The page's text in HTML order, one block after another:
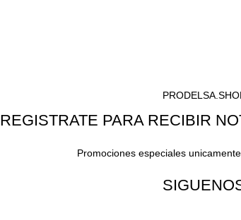
REGISTRATE PARA RECIBIR
Promociones especiales